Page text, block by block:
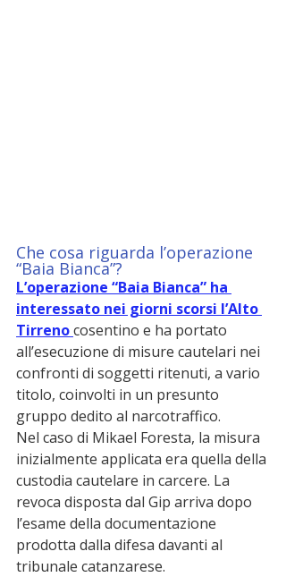
Che cosa riguarda l’operazione
“Baia Bianca”?
L’operazione “Baia Bianca” ha
interessato nei giorni scorsi l’Alto
Tirreno cosentino e ha portato
all’esecuzione di misure cautelari nei
confronti di soggetti ritenuti, a vario
titolo, coinvolti in un presunto
gruppo dedito al narcotraffico.
Nel caso di Mikael Foresta, la misura
inizialmente applicata era quella della
custodia cautelare in carcere. La
revoca disposta dal Gip arriva dopo
l’esame della documentazione
prodotta dalla difesa davanti al
tribunale catanzarese.